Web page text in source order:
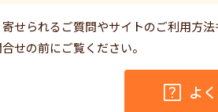
せられるご質問やサイトのご利用方法
せの前にご覧ください。
よ